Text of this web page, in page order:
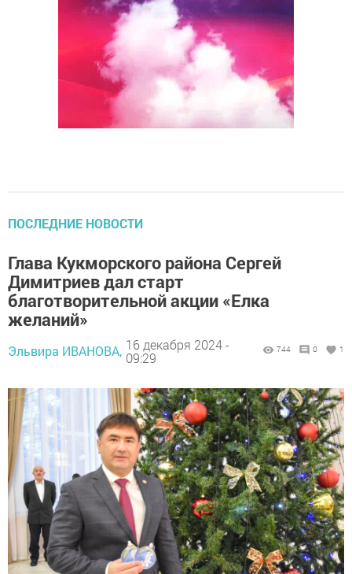
ПОСЛЕДНИЕ НОВОСТИ
Глава Кукморского района Сергей
Димитриев дал старт
благотворительной акции «Елка
желаний»
Эльвира ИВАНОВА, 16 декабря 2024 -
09:29
744 0 1